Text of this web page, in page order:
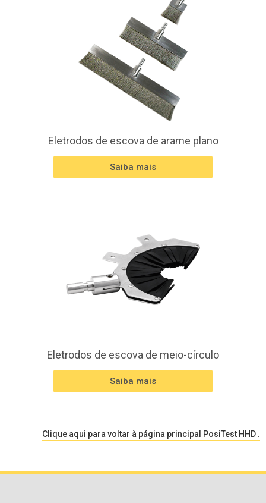
Eletrodos de escova de arame plano
Saiba mais
Eletrodos de escova de meio-círculo
Saiba mais
Clique aqui para voltar à página principal PosiTest HHD .